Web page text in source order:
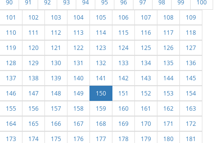
90
91 92 93 94 95 96 97 98 99
100
101
102 103 104 105 106 107 108
109
110
111 112 113 114 115 116 117
118
119
120 121 122 123 124 125 126
127
128
129 130 131 132 133 134 135
136
137
138 139 140 141 142 143 144
145
146
147 148 149 150 151 152 153
154
155
156 157 158 159 160 161 162
163
164
165 166 167 168 169 170 171
172
173
174 175 176 177 178 179 180
181